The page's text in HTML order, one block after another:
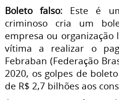
Boleto falso: Este é
criminoso cria um
empresa ou organização
vítima a realizar o
Febraban (Federação
2020, os golpes de
de R$ 2,7 bilhões aos